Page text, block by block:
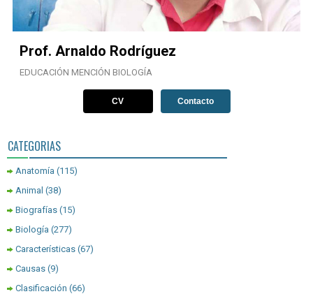
Prof. Arnaldo Rodríguez
EDUCACIÓN MENCIÓN BIOLOGÍA
CV Contacto
CATEGORIAS
Anatomía (115)
Animal (38)
Biografías (15)
Biología (277)
Características (67)
Causas (9)
Clasificación (66)